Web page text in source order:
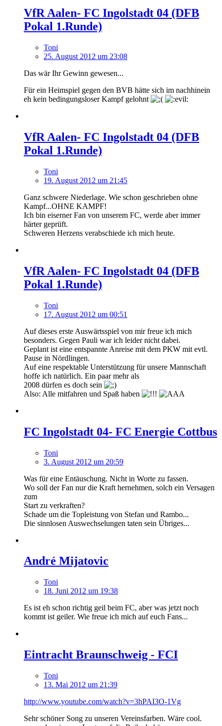
VfR Aalen- FC Ingolstadt 04 (DFB
Pokal 1.Runde)
Toni
25. August 2012 um 23:08
Das wär Ihr Gewinn gewesen...
Für ein Heimspiel gegen den BVB hätte sich im nachhinein
eh kein bedingungsloser Kampf gelohnt
VfR Aalen- FC Ingolstadt 04 (DFB
Pokal 1.Runde)
Toni
19. August 2012 um 21:45
Ganz schwere Niederlage. Wie schon geschrieben ohne
Kampf...OHNE KAMPF!
Ich bin eiserner Fan von unserem FC, werde aber immer
härter geprüft.
Schweren Herzens verabschiede ich mich heute.
VfR Aalen- FC Ingolstadt 04 (DFB
Pokal 1.Runde)
Toni
17. August 2012 um 00:51
Auf dieses erste Auswärtsspiel von mir freue ich mich
besonders. Gegen Pauli war ich leider nicht dabei.
Geplant ist eine entspannte Anreise mit dem PKW mit evtl.
Pause in Nördlingen.
Auf eine respektable Unterstützung für unsere Mannschaft
hoffe ich natürlich. Ein paar mehr als
2008 dürfen es doch sein
Also: Alle mitfahren und Spaß haben
FC Ingolstadt 04- FC Energie Cottbus
Toni
3. August 2012 um 20:59
Was für eine Entäuschung. Nicht in Worte zu fassen.
Wo soll der Fan nur die Kraft hernehmen, solch ein Versagen
zum
Start zu verkraften?
Schade um die Topleistung von Stefan und Rambo...
Die sinnlosen Auswechselungen taten sein Übriges...
André Mijatovic
Toni
18. Juni 2012 um 19:38
Es ist eh schon richtig geil beim FC, aber was jetzt noch
kommt ist geiler. Wie freue ich mich auf euch Fans...
Eintracht Braunschweig - FCI
Toni
13. Mai 2012 um 21:39
http://www.youtube.com/watch?v=3hPAI3O-1Vg
Sehr schöner Song zu unseren Vereinsfarben. Wäre cool.